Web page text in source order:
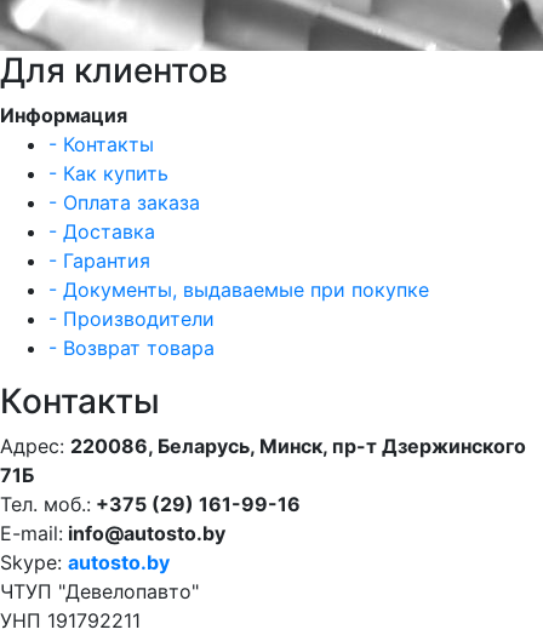
Для клиентов
Информация
- Контакты
- Как купить
- Оплата заказа
- Доставка
- Гарантия
- Документы, выдаваемые при покупке
- Производители
- Возврат товара
Контакты
Адрес: 220086, Беларусь, Минск, пр-т Дзержинского
71Б
Тел. моб.: +375 (29) 161-99-16
E-mail: info@autosto.by
Skype: autosto.by
ЧТУП "Девелопавто"
УНП 191792211